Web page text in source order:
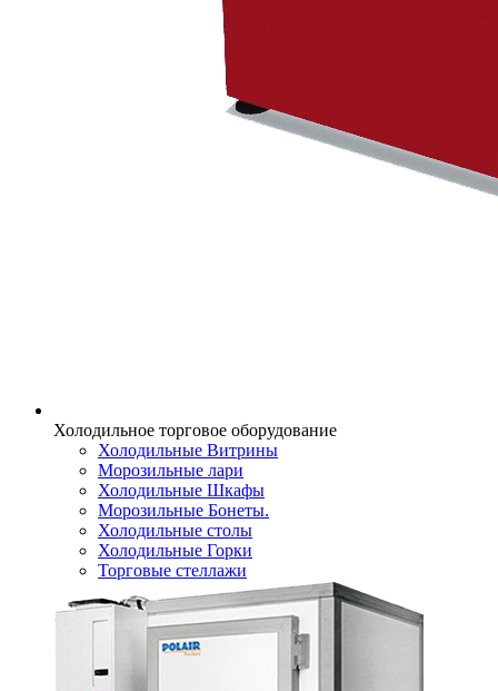
Холодильное торговое оборудование
Холодильные Витрины
Морозильные лари
Холодильные Шкафы
Морозильные Бонеты.
Холодильные столы
Холодильные Горки
Торговые стеллажи